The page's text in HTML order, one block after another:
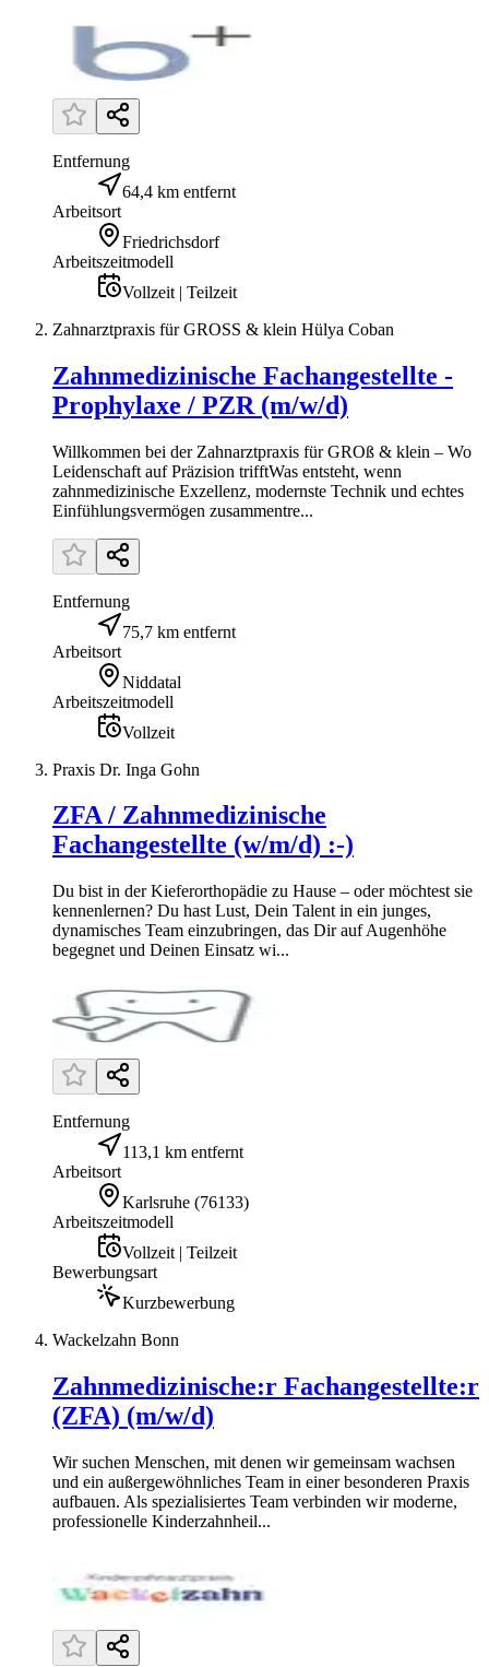
Entfernung
64,4 km entfernt
Arbeitsort
Friedrichsdorf
Arbeitszeitmodell
Vollzeit | Teilzeit
Zahnarztpraxis für GROSS & klein Hülya Coban
Zahnmedizinische Fachangestellte -
Prophylaxe / PZR (m/w/d)
Willkommen bei der Zahnarztpraxis für GROß & klein – Wo
Leidenschaft auf Präzision trifftWas entsteht, wenn
zahnmedizinische Exzellenz, modernste Technik und echtes
Einfühlungsvermögen zusammentre...
Entfernung
75,7 km entfernt
Arbeitsort
Niddatal
Arbeitszeitmodell
Vollzeit
Praxis Dr. Inga Gohn
ZFA / Zahnmedizinische
Fachangestellte (w/m/d) :-)
Du bist in der Kieferorthopädie zu Hause – oder möchtest sie
kennenlernen? Du hast Lust, Dein Talent in ein junges,
dynamisches Team einzubringen, das Dir auf Augenhöhe
begegnet und Deinen Einsatz wi...
Entfernung
113,1 km entfernt
Arbeitsort
Karlsruhe (76133)
Arbeitszeitmodell
Vollzeit | Teilzeit
Bewerbungsart
Kurzbewerbung
Wackelzahn Bonn
Zahnmedizinische:r Fachangestellte:r
(ZFA) (m/w/d)
Wir suchen Menschen, mit denen wir gemeinsam wachsen
und ein außergewöhnliches Team in einer besonderen Praxis
aufbauen. Als spezialisiertes Team verbinden wir moderne,
professionelle Kinderzahnheil...